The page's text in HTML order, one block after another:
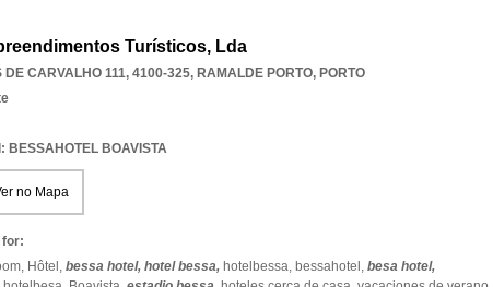
Turísticos, Lda
DE CARVALHO 111, 4100-325, RAMALDE PORTO, PORTO
BOAVISTA
no Mapa
for:
Hôtel, bessa hotel, hotel bessa, hotelbessa, bessahotel, besa hotel,